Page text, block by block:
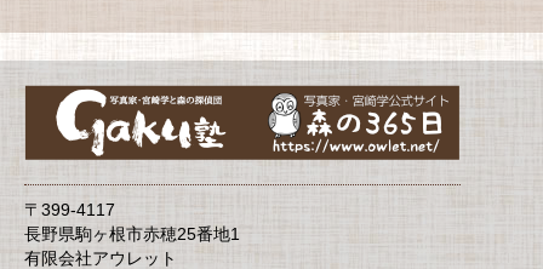
〒399-4117
長野県駒ヶ根市赤穂25番地1
有限会社アウレット